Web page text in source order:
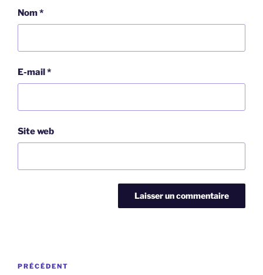
Nom*
E-mail*
Site web
Navigation
Article
PRÉCÉDENT